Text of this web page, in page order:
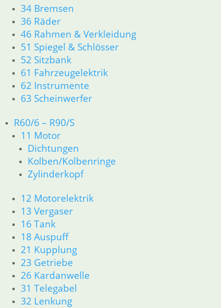
34 Bremsen
36 Räder
46 Rahmen & Verkleidung
51 Spiegel & Schlösser
52 Sitzbank
61 Fahrzeugelektrik
62 Instrumente
63 Scheinwerfer
R60/6 – R90/S
11 Motor
Dichtungen
Kolben/Kolbenringe
Zylinderkopf
12 Motorelektrik
13 Vergaser
16 Tank
18 Auspuff
21 Kupplung
23 Getriebe
26 Kardanwelle
31 Telegabel
32 Lenkung
5,20€
Artikelnummer: 4034166
inkl. MwSt.
zzgl.Versandkosten
In den Warenkorb
Deckeldichtung
Artikelnummer: 0002114
inkl. MwSt.
zzgl.Versandkosten
In den Warenkorb
Stößelgummi 1 Zylinder
3,50€
Artikelnummer: 0033114
inkl. MwSt.
zzgl.Versandkosten
In den Warenkorb
Kopfdichtung
5,90 €
Artikelnummer: 0022104